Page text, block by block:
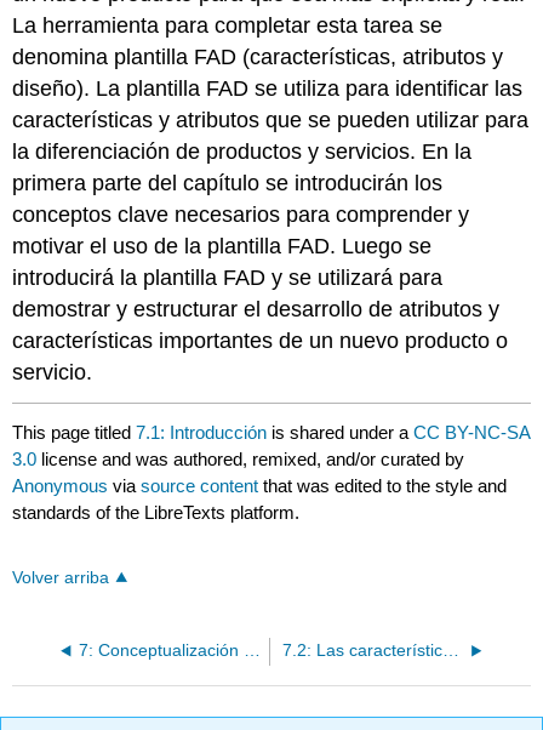
La herramienta para completar esta tarea se
denomina plantilla FAD (características, atributos y
diseño). La plantilla FAD se utiliza para identificar las
características y atributos que se pueden utilizar para
la diferenciación de productos y servicios. En la
primera parte del capítulo se introducirán los
conceptos clave necesarios para comprender y
motivar el uso de la plantilla FAD. Luego se
introducirá la plantilla FAD y se utilizará para
demostrar y estructurar el desarrollo de atributos y
características importantes de un nuevo producto o
servicio.
This page titled7.1: Introducción is shared under aCC BY-NC-SA
3.0 license and was authored, remixed, and/or curated by
Anonymous viasource content that was edited to the style and
standards of the LibreTexts platform.
Volver arriba
7: Conceptualización de productos y servicios mediante FAD 7.2: Las características, los atributos, la forma, el diseño, la función y el significado son conceptos interrelacionados